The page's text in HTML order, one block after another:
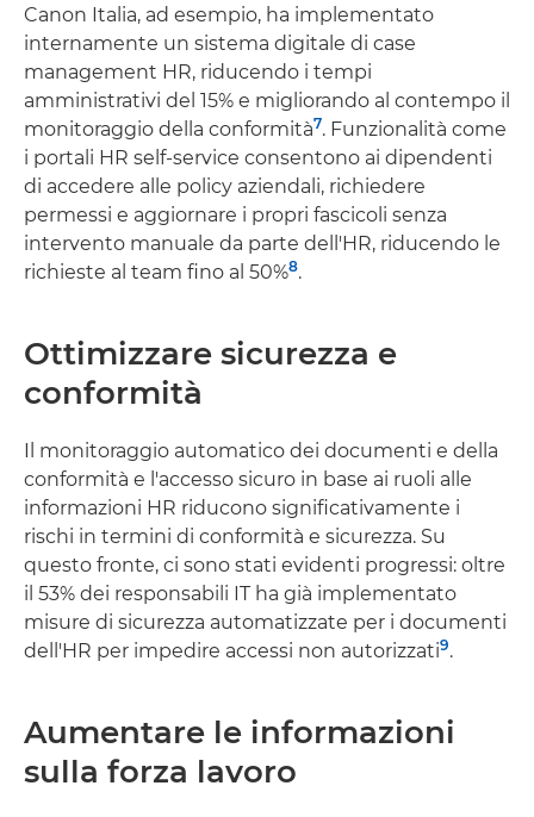
Canon Italia, ad esempio, ha implementato
internamente un sistema digitale di case
management HR, riducendo i tempi
amministrativi del 15% e migliorando al contempo il
monitoraggio della conformità7. Funzionalità come
i portali HR self-service consentono ai dipendenti
di accedere alle policy aziendali, richiedere
permessi e aggiornare i propri fascicoli senza
intervento manuale da parte dell'HR, riducendo le
richieste al team fino al 50%8.
Ottimizzare sicurezza e
conformità
Il monitoraggio automatico dei documenti e della
conformità e l'accesso sicuro in base ai ruoli alle
informazioni HR riducono significativamente i
rischi in termini di conformità e sicurezza. Su
questo fronte, ci sono stati evidenti progressi: oltre
il 53% dei responsabili IT ha già implementato
misure di sicurezza automatizzate per i documenti
dell'HR per impedire accessi non autorizzati9.
Aumentare le informazioni
sulla forza lavoro